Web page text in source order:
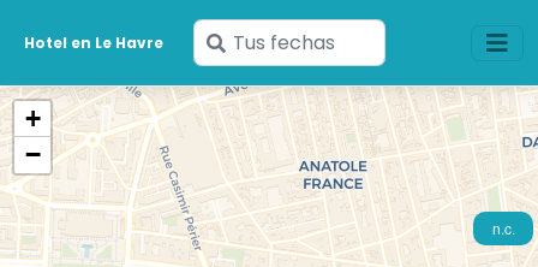
Hotel en Le Havre
Ingresa
tus
fechas
n.c.
+
−